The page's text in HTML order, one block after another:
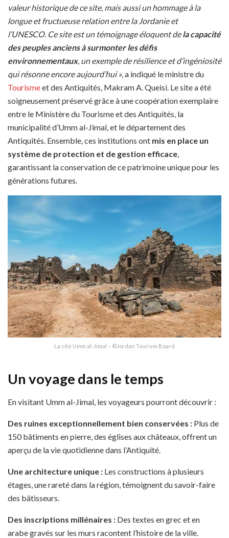
valeur historique de ce site, mais aussi un hommage à la
longue et fructueuse relation entre la Jordanie et
l’UNESCO. Ce site est un témoignage éloquent dela capacité
des peuples anciens à surmonter les défis
environnementaux, un exemple de résilience et d’ingéniosité
qui résonne encore aujourd’hui », a indiqué le ministre du
Tourismeet des Antiquités, Makram A. Queisi. Le site a été
soigneusement préservé grâce à une coopération exemplaire
entre le Ministère du Tourisme et des Antiquités, la
municipalité d’Umm al-Jimal, et le département des
Antiquités. Ensemble, ces institutions ont mis en place un
système de protection et de gestion efficace
garantissant la conservation de ce patrimoine unique pour les
générations futures.
La cité Umm al-Jimal – ©Jordan Tourism Board
Un voyage dans le temps
En visitant Umm al-Jimal, les voyageurs pourront découvrir :
Des ruines exceptionnellement bien conservées : Plus de
150 bâtiments en pierre, des églises aux châteaux, offrent un
aperçu de la vie quotidienne dans l’Antiquité.
Une architecture unique : Les constructions à plusieurs
étages, une rareté dans la région, témoignent du savoir-faire
des bâtisseurs.
Des inscriptions millénaires : Des textes en grec et en
arabe gravés sur les murs racontent l’histoire de la ville.